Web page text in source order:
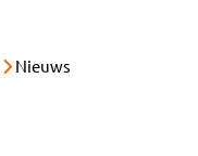
Nieuws